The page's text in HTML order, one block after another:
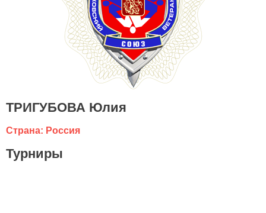
ТРИГУБОВА Юлия
Страна: Россия
Турниры